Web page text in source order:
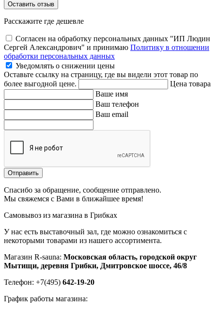
Расскажите где дешевле
Согласен на обработку персональных данных "ИП Людин
Сергей Александрович" и принимаю Политику в отношении
обработки персональных данных
Уведомлять о снижении цены
Оставьте ссылку на страницу, где вы видели этот товар по
более выгодной цене.
Цена товара
Ваше имя
Ваш телефон
Ваш email
Отправить
Спасибо за обращение, сообщение отправлено.
Мы свяжемся с Вами в ближайшее время!
Самовывоз из магазина в Грибках
У нас есть выставочный зал, где можно ознакомиться с
некоторыми товарами из нашего ассортимента.
Магазин R-sauna: Московская область, городской округ
Мытищи, деревня Грибки, Дмитровское шоссе, 46/8
Телефон: +7(495) 642-19-20
График работы магазина: